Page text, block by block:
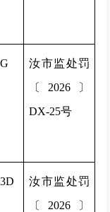
汝市监处罚
〔2026〕
DX-25号
汝市监处罚
〔2026〕